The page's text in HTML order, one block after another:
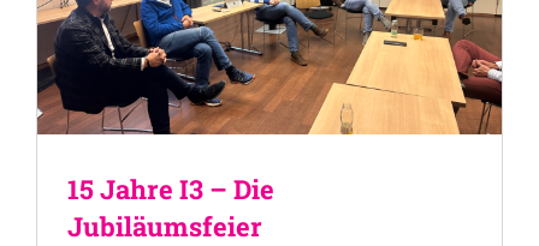
15 Jahre I3 – Die
Jubiläumsfeier